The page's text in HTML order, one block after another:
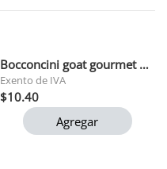
Bocconcini goat gourmet 500g
Exento de IVA
$10.40
Agregar